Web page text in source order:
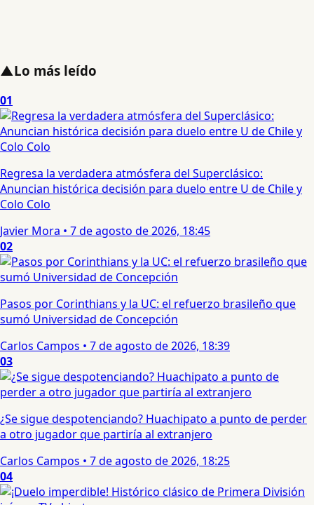
▲Lo más leído
01
Regresa la verdadera atmósfera del Superclásico:
Anuncian histórica decisión para duelo entre U de Chile y
Colo Colo
Javier Mora • 7 de agosto de 2026, 18:45
02
Pasos por Corinthians y la UC: el refuerzo brasileño que
sumó Universidad de Concepción
Carlos Campos • 7 de agosto de 2026, 18:39
03
¿Se sigue despotenciando? Huachipato a punto de perder
a otro jugador que partiría al extranjero
Carlos Campos • 7 de agosto de 2026, 18:25
04